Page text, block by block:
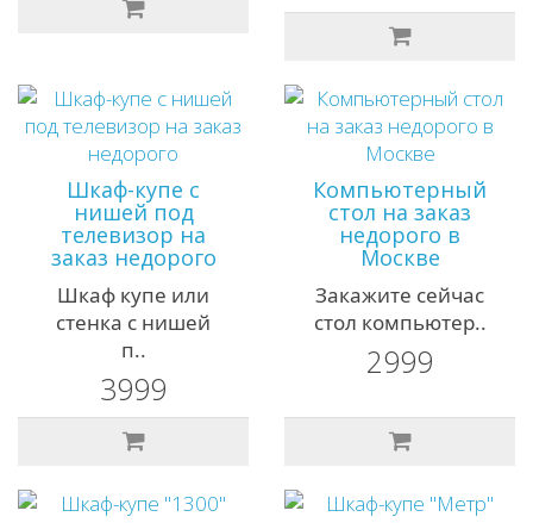
Шкаф-купе с
нишей под
телевизор на
заказ недорого
Шкаф купе или
стенка с нишей
п..
3999
Компьютерный
стол на заказ
недорого в
Москве
Закажите сейчас
стол компьютер..
2999